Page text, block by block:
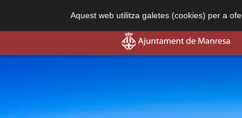
Aquest web utilitza galetes (cookies) per a